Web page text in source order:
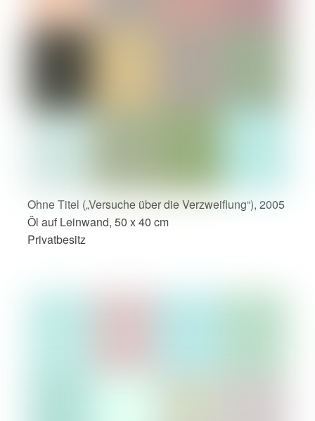
Ohne Titel („Versuche über die Verzweiflung“), 2005
Öl auf Leinwand, 50 x 40 cm
Privatbesitz